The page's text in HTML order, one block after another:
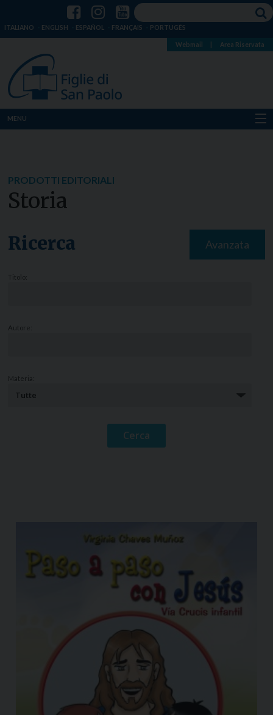
ITALIANO ENGLISH ESPAÑOL FRANÇAIS PORTUGÊS
Webmail Area Riservata
MENU
Notizie
PRODOTTI EDITORIALI
Storia
Ricerca Avanzata
Titolo:
Autore:
Materia: